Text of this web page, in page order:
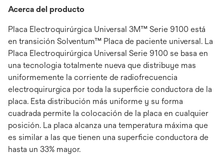
Acerca del producto
Placa Electroquirúrgica Universal 3M™ Serie 9100 está
en transición Solventum™ Placa de paciente universal. La
Placa Electroquirúrgica Universal Serie 9100 se basa en
una tecnologia totalmente nueva que distribuye mas
uniformemente la corriente de radiofrecuencia
electroquirurgica por toda la superficie conductora de la
placa. Esta distribución más uniforme y su forma
cuadrada permite la colocación de la placa en cualquier
posición. La placa alcanza una temperatura máxima que
es similar a las que tienen una superficie conductora de
hasta un 33% mayor.